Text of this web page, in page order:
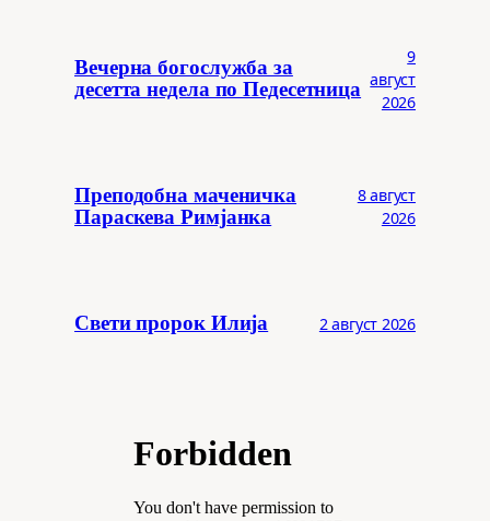
Вечерна богослужба за
десетта недела по Педесетница
9
август
2026
Преподобна маченичка
Параскева Римјанка
8 август
2026
Свети пророк Илија 2 август 2026